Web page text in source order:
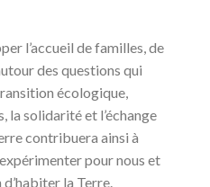
l’accueil de familles, de
des questions qui
écologique,
la solidarité et l’échange
contribuera ainsi à
pour nous et
la Terre.